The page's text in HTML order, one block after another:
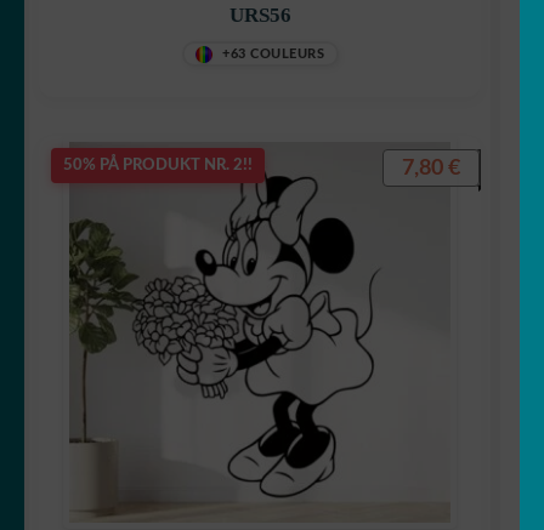
URS56
+63 COULEURS
50% PÅ PRODUKT NR. 2!! 7,80 €